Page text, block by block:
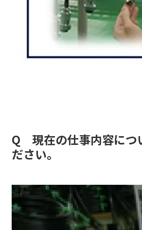
Q 現在の仕事内容につ
ださい。